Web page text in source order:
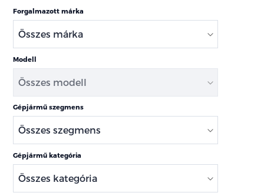
Forgalmazott márka
Modell
Gépjármű szegmens
Gépjármű kategória